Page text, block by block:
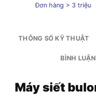
Đơn hàng > 3 triệu
THÔNG SỐ KỸ THUẬT
BÌNH
Máy siết